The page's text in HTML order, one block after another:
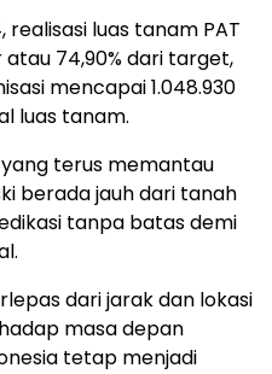
realisasi luas tanam PAT
74,90% dari target,
mencapai 1.048.930
luas tanam.
terus memantau
berada jauh dari tanah
tanpa batas demi
dari jarak dan lokasi
masa depan
tetap menjadi